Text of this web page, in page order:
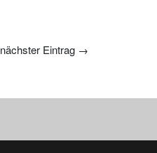
nächster Eintrag →